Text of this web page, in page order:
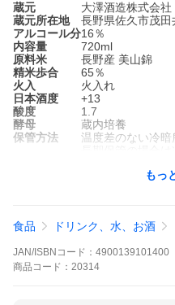
蔵元
大澤酒造株式会社
蔵元所在地
長野県佐久市茂田
アルコール分16％
内容量
720ml
原料米
長野産 美山錦
精米歩合
65％
火入
火入れ
日本酒度
+13
酸度
1.7
酵母
蔵内培養
保管方法
温度差のない冷暗
す。
ラベルの色はご指定いただけま
もっ
食品 ドリンク、水、お酒
JAN/ISBNコード： 4900139101400
商品 コード： 20314